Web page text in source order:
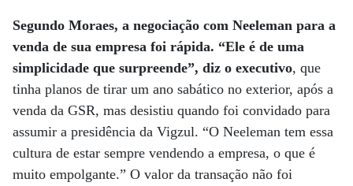
Segundo Moraes, a negociação com Neeleman para a
venda de sua empresa foi rápida. “Ele é de uma
simplicidade que surpreende”, diz o executivo, que
tinha planos de tirar um ano sabático no exterior, após a
venda da GSR, mas desistiu quando foi convidado para
assumir a presidência da Vigzul. “O Neeleman tem essa
cultura de estar sempre vendendo a empresa, o que é
muito empolgante.” O valor da transação não foi